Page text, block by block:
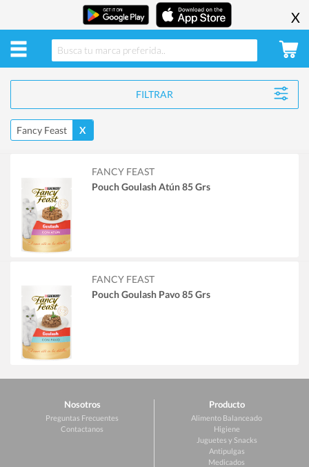
X
FILTRAR
Fancy Feast X
FANCY FEAST
Pouch Goulash Atún 85 Grs
FANCY FEAST
Pouch Goulash Pavo 85 Grs
Nosotros
Preguntas Frecuentes
Contactanos
Producto
Alimento Balanceado
Higiene
Juguetes y Snacks
Antipulgas
Medicados